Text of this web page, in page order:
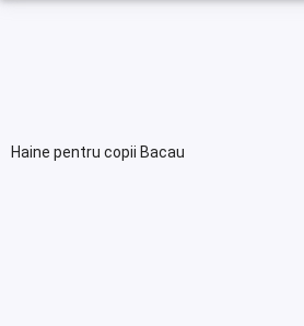
Haine pentru copii Bacau